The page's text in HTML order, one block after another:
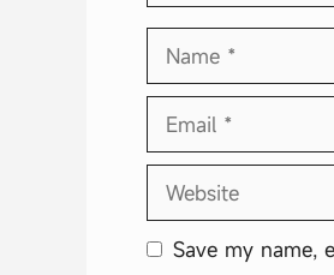
Name
Email
Website
Save my name,